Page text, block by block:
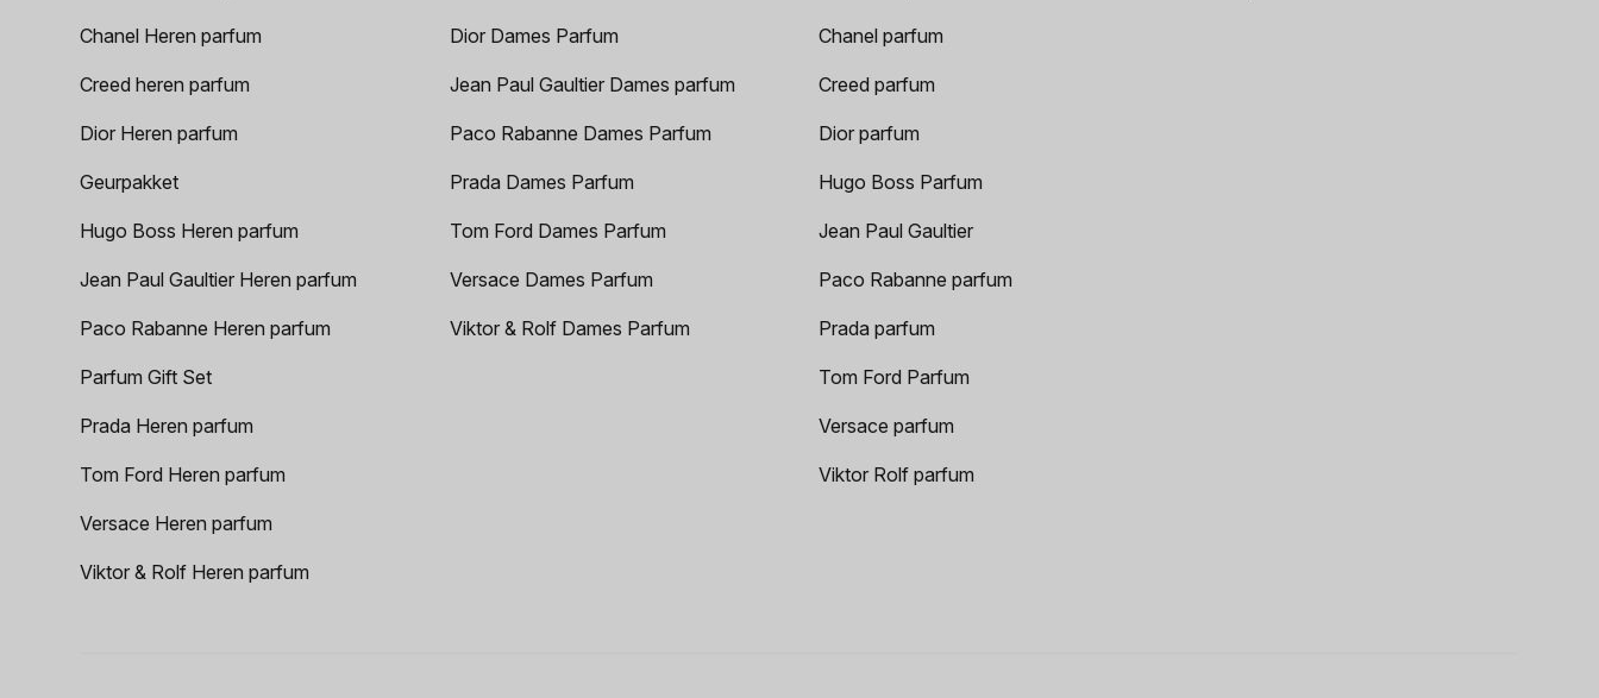
Chanel Heren parfum
Creed heren parfum
Dior Heren parfum
Geurpakket
Hugo Boss Heren parfum
Jean Paul Gaultier Heren parfum
Paco Rabanne Heren parfum
Parfum Gift Set
Prada Heren parfum
Tom Ford Heren parfum
Versace Heren parfum
Viktor & Rolf Heren parfum
Dior Dames Parfum
Jean Paul Gaultier Dames parfum
Paco Rabanne Dames Parfum
Prada Dames Parfum
Tom Ford Dames Parfum
Versace Dames Parfum
Viktor & Rolf Dames Parfum
Chanel parfum
Creed parfum
Dior parfum
Hugo Boss Parfum
Jean Paul Gaultier
Paco Rabanne parfum
Prada parfum
Tom Ford Parfum
Versace parfum
Viktor Rolf parfum